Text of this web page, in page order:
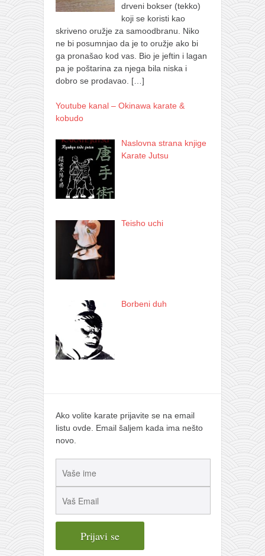
drveni bokser (tekko)
koji se koristi kao
skriveno oružje za samoodbranu. Niko
ne bi posumnjao da je to oružje ako bi
ga pronašao kod vas. Bio je jeftin i lagan
pa je poštarina za njega bila niska i
dobro se prodavao. […]
Youtube kanal – Okinawa karate &
kobudo
Naslovna strana knjige
Karate Jutsu
Teisho uchi
Borbeni duh
Ako volite karate prijavite se na email
listu ovde. Email šaljem kada ima nešto
novo.